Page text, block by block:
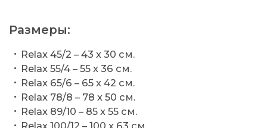
Размеры:
Relax 45/2 – 43 x 30 см.
Relax 55/4 – 55 x 36 см.
Relax 65/6 – 65 x 42 см.
Relax 78/8 – 78 x 50 см.
Relax 89/10 – 85 x 55 см.
Relax 100/12 – 100 x 63 см.